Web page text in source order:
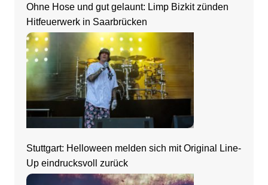
Ohne Hose und gut gelaunt: Limp Bizkit zünden
Hitfeuerwerk in Saarbrücken
Stuttgart: Helloween melden sich mit Original Line-
Up eindrucksvoll zurück